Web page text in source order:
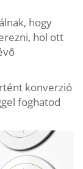
hogy
hol ott
konverzió
foghatod